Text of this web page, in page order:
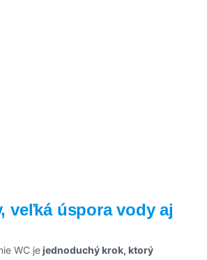
veľká úspora vody aj
WC jejednoduchý krok, ktorý